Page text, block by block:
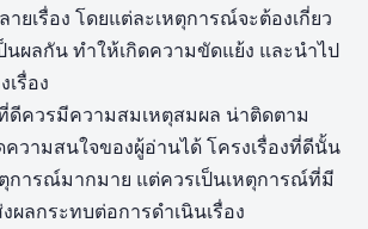
ายเรื่อง โดยแต่ละเหตุการณ์จะต้องเกี่ยว
นผลกัน ทำให้เกิดความขัดแย้ง และนำไป
รื่อง
ดีควรมีความสมเหตุสมผล น่าติดตาม
วามสนใจของผู้อ่านได้ โครงเรื่องที่ดีนั้น
การณ์มากมาย แต่ควรเป็นเหตุการณ์ที่มี
ลกระทบต่อการดำเนินเรื่อง